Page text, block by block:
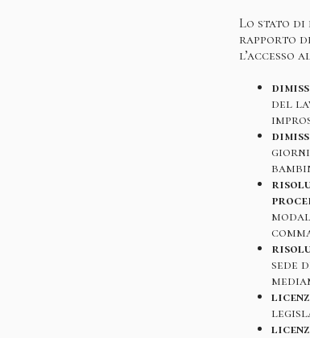
Lo stato di
rapporto
l’accesso
del
giorni
sede